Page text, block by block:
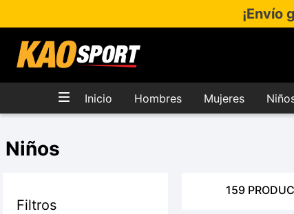
¡Envío
Inicio Hombres Mujeres
Niños
Filtros
159